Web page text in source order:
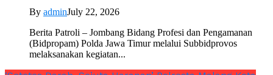
By adminJuly 22, 2026
Berita Patroli – Jombang Bidang Profesi dan Pengamanan
(Bidpropam) Polda Jawa Timur melalui Subbidprovos
melaksanakan kegiatan...